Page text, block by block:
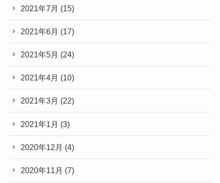
2021年7月 (15)
2021年6月 (17)
2021年5月 (24)
2021年4月 (10)
2021年3月 (22)
2021年1月 (3)
2020年12月 (4)
2020年11月 (7)